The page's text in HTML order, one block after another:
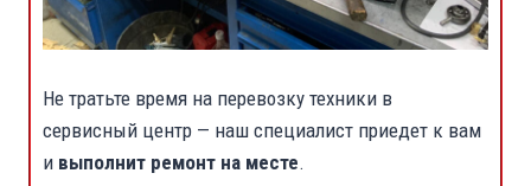
Не тратьте время на перевозку техники в
сервисный центр — наш специалист приедет к вам
и выполнит ремонт на месте.